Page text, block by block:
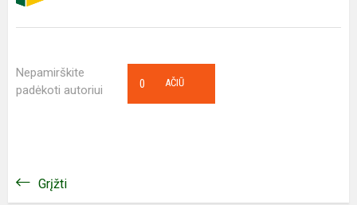
Nepamirškite
padėkoti autoriui
AČIŪ
0
Grįžti